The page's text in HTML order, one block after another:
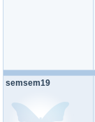
semsem19